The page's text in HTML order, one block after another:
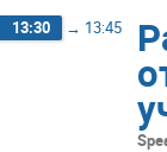
13:30 → 13:45